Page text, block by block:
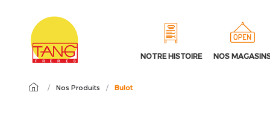
NOTRE HISTOIRE NOS
/ Nos Produits / Bulot